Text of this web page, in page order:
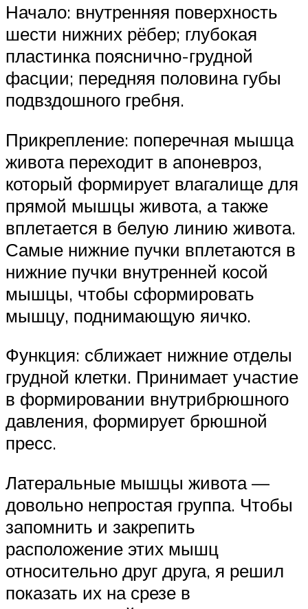
Начало: внутренняя поверхность
шести нижних рёбер; глубокая
пластинка пояснично-грудной
фасции; передняя половина губы
подвздошного гребня.
Прикрепление: поперечная мышца
живота переходит в апоневроз,
который формирует влагалище для
прямой мышцы живота, а также
вплетается в белую линию живота.
Самые нижние пучки вплетаются в
нижние пучки внутренней косой
мышцы, чтобы сформировать
мышцу, поднимающую яичко.
Функция: сближает нижние отделы
грудной клетки. Принимает участие
в формировании внутрибрюшного
давления, формирует брюшной
пресс.
Латеральные мышцы живота —
довольно непростая группа. Чтобы
запомнить и закрепить
расположение этих мышц
относительно друг друга, я решил
показать их на срезе в